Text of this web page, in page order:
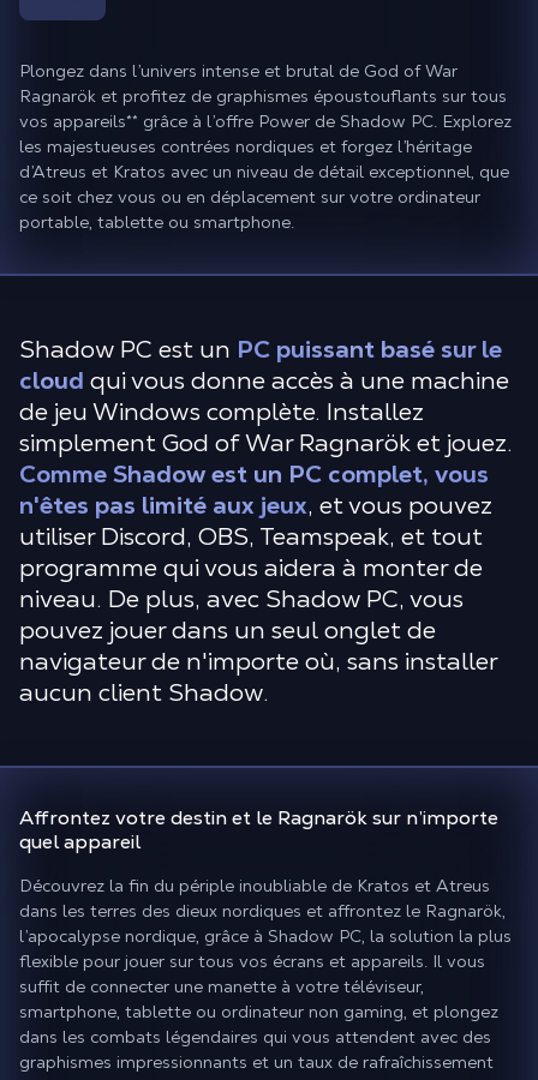
Plongez dans l’univers intense et brutal de God of War
Ragnarök et profitez de graphismes époustouflants sur tous
vos appareils** grâce à l’offre Power de Shadow PC. Explorez
les majestueuses contrées nordiques et forgez l’héritage
d’Atreus et Kratos avec un niveau de détail exceptionnel, que
ce soit chez vous ou en déplacement sur votre ordinateur
portable, tablette ou smartphone.
Shadow PC est un PC puissant basé sur le
cloud qui vous donne accès à une machine
de jeu Windows complète. Installez
simplement God of War Ragnarök et jouez.
Comme Shadow est un PC complet, vous
n'êtes pas limité aux jeux, et vous pouvez
utiliser Discord, OBS, Teamspeak, et tout
programme qui vous aidera à monter de
niveau. De plus, avec Shadow PC, vous
pouvez jouer dans un seul onglet de
navigateur de n'importe où, sans installer
aucun client Shadow.
Affrontez votre destin et le Ragnaröksur n’importe
quel appareil
Découvrez la fin du périple inoubliable de Kratos et Atreus
dans les terres des dieux nordiques et affrontez le Ragnarök,
l’apocalypse nordique, grâce à Shadow PC, la solution la plus
flexible pour jouer sur tous vos écrans et appareils. Il vous
suffit de connecter une manette à votre téléviseur,
smartphone, tablette ou ordinateur non gaming, et plongez
dans les combats légendaires qui vous attendent avec des
graphismes impressionnants et un taux de rafraîchissement